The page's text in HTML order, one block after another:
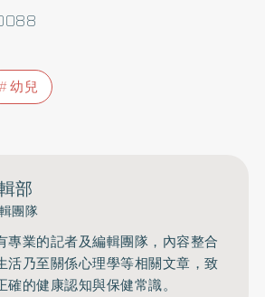
幼兒
部
團隊
專業的記者及編輯團隊，內容整合
活乃至關係心理學等相關文章，致
的健康認知與保健常識。